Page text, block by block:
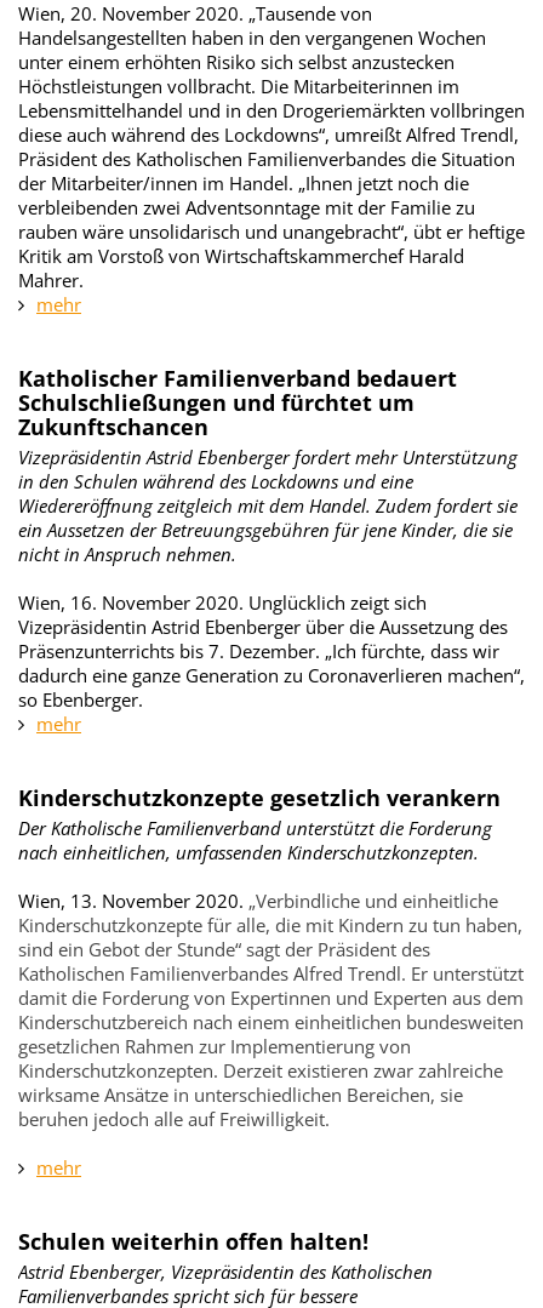
Wien, 20. November 2020. „Tausende von
Handelsangestellten haben in den vergangenen Wochen
unter einem erhöhten Risiko sich selbst anzustecken
Höchstleistungen vollbracht. Die Mitarbeiterinnen im
Lebensmittelhandel und in den Drogeriemärkten vollbringen
diese auch während des Lockdowns“, umreißt Alfred Trendl,
Präsident des Katholischen Familienverbandes die Situation
der Mitarbeiter/innen im Handel. „Ihnen jetzt noch die
verbleibenden zwei Adventsonntage mit der Familie zu
rauben wäre unsolidarisch und unangebracht“, übt er heftige
Kritik am Vorstoß von Wirtschaftskammerchef Harald
Mahrer.
mehr
Katholischer Familienverband bedauert
Schulschließungen und fürchtet um
Zukunftschancen
Vizepräsidentin Astrid Ebenberger fordert mehr Unterstützung
in den Schulen während des Lockdowns und eine
Wiedereröffnung zeitgleich mit dem Handel. Zudem fordert sie
ein Aussetzen der Betreuungsgebühren für jene Kinder, die sie
nicht in Anspruch nehmen.
Wien, 16. November 2020. Unglücklich zeigt sich
Vizepräsidentin Astrid Ebenberger über die Aussetzung des
Präsenzunterrichts bis 7. Dezember. „Ich fürchte, dass wir
dadurch eine ganze Generation zu Coronaverlieren machen“,
so Ebenberger.
mehr
Kinderschutzkonzepte gesetzlich verankern
Der Katholische Familienverband unterstützt die Forderung
nach einheitlichen, umfassenden Kinderschutzkonzepten.
Wien, 13. November 2020. „Verbindliche und einheitliche
Kinderschutzkonzepte für alle, die mit Kindern zu tun haben,
sind ein Gebot der Stunde“ sagt der Präsident des
Katholischen Familienverbandes Alfred Trendl. Er unterstützt
damit die Forderung von Expertinnen und Experten aus dem
Kinderschutzbereich nach einem einheitlichen bundesweiten
gesetzlichen Rahmen zur Implementierung von
Kinderschutzkonzepten. Derzeit existieren zwar zahlreiche
wirksame Ansätze in unterschiedlichen Bereichen, sie
beruhen jedoch alle auf Freiwilligkeit.
mehr
Schulen weiterhin offen halten!
Astrid Ebenberger, Vizepräsidentin des Katholischen
Familienverbandes spricht sich für bessere